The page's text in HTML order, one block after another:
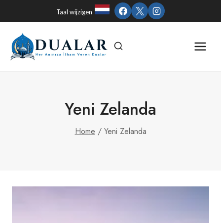
to
content
Taal wijzigen
Yeni Zelanda
Home / Yeni Zelanda